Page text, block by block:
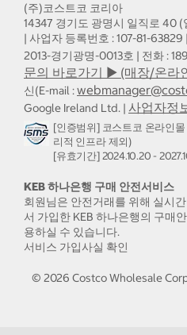
(주)코스트코 코리아
14347 경기도 광명시 일직로 40 (
| 사업자 등록번호 : 107-81-
2013-경기광명-0013호 | 전화 :
문의 바로가기 ▶ (매장/온라
신(E-mail :
Google Ireland Ltd. | 사업자정
[인증범위] 코스트코 온라인
리적 인프라 제외)
[유효기간] 2024.10.20 -
KEB 하나은행 구매 안전서비스
회원님은 안전거래를 위해 실시
서 가입한 KEB 하나은행의 구매
용하실 수 있습니다.
서비스 가입사실 확인
© 2026 Costco Wholesale